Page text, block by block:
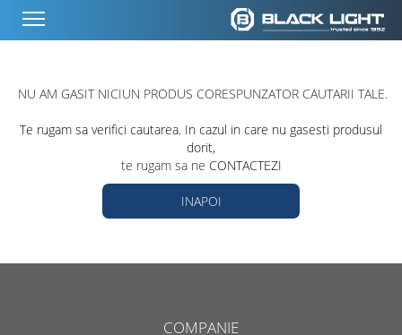
NU AM GASIT NICIUN PRODUS CORESPUNZATOR CAUTARII TALE.
Te rugam sa verifici cautarea. In cazul in care nu gasesti produsul
dorit,
te rugam sa ne CONTACTEZI
INAPOI
COMPANIE